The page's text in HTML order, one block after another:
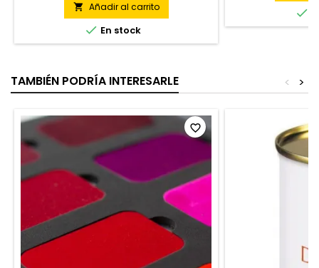
 Añadir al carrito
 En stock

TAMBIÉN PODRÍA INTERESARLE >
<
favorite_border